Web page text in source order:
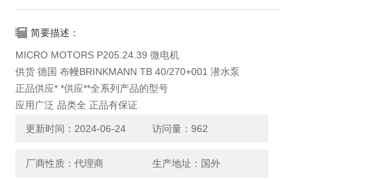
简要描述：
MICRO MOTORS P205.24.39 微电机
供货 德国 布幔BRINKMANN TB 40/270+001 潜水泵
正品供应* *供应**全系列产品的型号
应用广泛 品类全 正品有保证
更新时间：2024-06-24 访问量：962
厂商性质：代理商 生产地址：国外